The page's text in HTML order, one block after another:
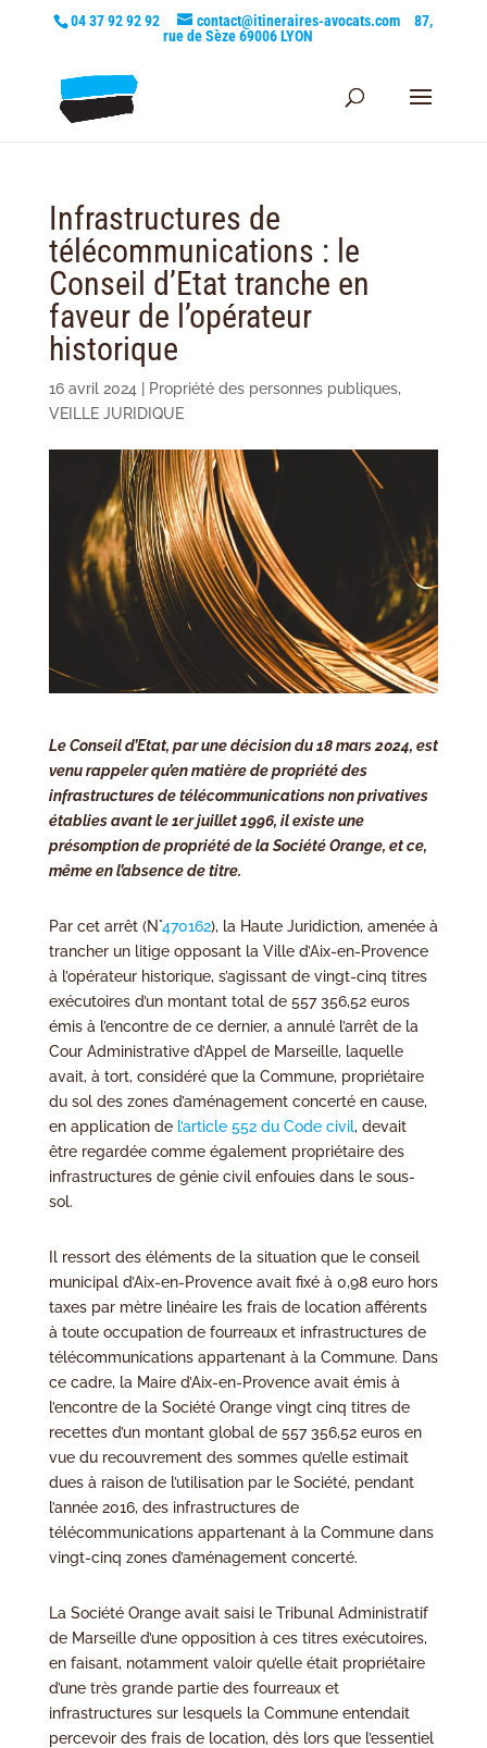
04 37 92 92 92 contact@itineraires-avocats.com
87,
rue de Sèze 69006 LYON
Infrastructures de
télécommunications : le
Conseil d’Etat tranche en
faveur de l’opérateur
historique
16 avril 2024 Propriété des personnes publiques,
VEILLE JURIDIQUE
Le Conseil d’Etat, par une décision du 18 mars 2024, est
venu rappeler qu’en matière de propriété des
infrastructures de télécommunications non privatives
établies avant le 1er juillet 1996, il existe une
présomption de propriété de la Société Orange, et ce,
même en l’absence de titre.
Par cet arrêt (N°470162), la Haute Juridiction, amenée à
trancher un litige opposant la Ville d’Aix-en-Provence
à l’opérateur historique, s’agissant de vingt-cinq titres
exécutoires d’un montant total de 557 356,52 euros
émis à l’encontre de ce dernier, a annulé l’arrêt de la
Cour Administrative d’Appel de Marseille, laquelle
avait, à tort, considéré que la Commune, propriétaire
du sol des zones d’aménagement concerté en cause,
en application de l’article 552 du Code civil, devait
être regardée comme également propriétaire des
infrastructures de génie civil enfouies dans le sous-
sol.
Il ressort des éléments de la situation que le conseil
municipal d’Aix-en-Provence avait fixé à 0,98 euro hors
taxes par mètre linéaire les frais de location afférents
à toute occupation de fourreaux et infrastructures de
télécommunications appartenant à la Commune. Dans
ce cadre, la Maire d’Aix-en-Provence avait émis à
l’encontre de la Société Orange vingt cinq titres de
recettes d’un montant global de 557 356,52 euros en
vue du recouvrement des sommes qu’elle estimait
dues à raison de l’utilisation par le Société, pendant
l’année 2016, des infrastructures de
télécommunications appartenant à la Commune dans
vingt-cinq zones d’aménagement concerté.
La Société Orange avait saisi le Tribunal Administratif
de Marseille d’une opposition à ces titres exécutoires,
en faisant, notamment valoir qu’elle était propriétaire
d’une très grande partie des fourreaux et
infrastructures sur lesquels la Commune entendait
percevoir des frais de location, dès lors que l’essentiel